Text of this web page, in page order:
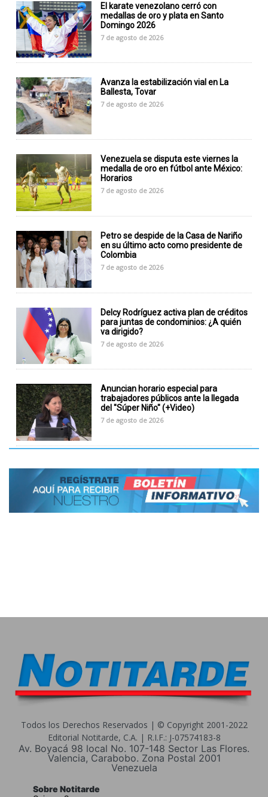
El karate venezolano cerró con
medallas de oro y plata en Santo
Domingo 2026
7 de agosto de 2026
Avanza la estabilización vial en La
Ballesta, Tovar
7 de agosto de 2026
Venezuela se disputa este viernes la
medalla de oro en fútbol ante México:
Horarios
7 de agosto de 2026
Petro se despide de la Casa de Nariño
en su último acto como presidente de
Colombia
7 de agosto de 2026
Delcy Rodríguez activa plan de créditos
para juntas de condominios: ¿A quién
va dirigido?
7 de agosto de 2026
Anuncian horario especial para
trabajadores públicos ante la llegada
del "Súper Niño" (+Video)
7 de agosto de 2026
Todos los Derechos Reservados | © Copyright 2001-2022
Editorial Notitarde, C.A. | R.I.F.: J-07574183-8
Av. Boyacá 98 local No. 107-148 Sector Las Flores.
Valencia, Carabobo. Zona Postal 2001
Venezuela
Sobre Notitarde